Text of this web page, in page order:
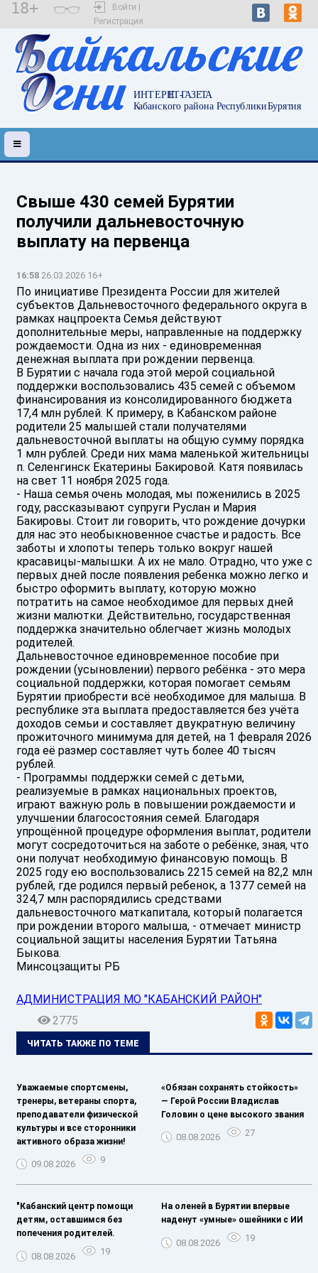
18+
Войти |
Регистрация
Свыше 430 семей Бурятии
получили дальневосточную
выплату на первенца
16:58 26.03.2026 16+
По инициативе Президента России для жителей
субъектов Дальневосточного федерального округа в
рамках нацпроекта Семья действуют
дополнительные меры, направленные на поддержку
рождаемости. Одна из них - единовременная
денежная выплата при рождении первенца.
В Бурятии с начала года этой мерой социальной
поддержки воспользовались 435 семей с объемом
финансирования из консолидированного бюджета
17,4 млн рублей. К примеру, в Кабанском районе
родители 25 малышей стали получателями
дальневосточной выплаты на общую сумму порядка
1 млн рублей. Среди них мама маленькой жительницы
п. Селенгинск Екатерины Бакировой. Катя появилась
на свет 11 ноября 2025 года.
- Наша семья очень молодая, мы поженились в 2025
году, рассказывают супруги Руслан и Мария
Бакировы. Стоит ли говорить, что рождение дочурки
для нас это необыкновенное счастье и радость. Все
заботы и хлопоты теперь только вокруг нашей
красавицы-малышки. А их не мало. Отрадно, что уже с
первых дней после появления ребенка можно легко и
быстро оформить выплату, которую можно
потратить на самое необходимое для первых дней
жизни малютки. Действительно, государственная
поддержка значительно облегчает жизнь молодых
родителей.
Дальневосточное единовременное пособие при
рождении (усыновлении) первого ребёнка - это мера
социальной поддержки, которая помогает семьям
Бурятии приобрести всё необходимое для малыша. В
республике эта выплата предоставляется без учёта
доходов семьи и составляет двукратную величину
прожиточного минимума для детей, на 1 февраля 2026
года её размер составляет чуть более 40 тысяч
рублей.
- Программы поддержки семей с детьми,
реализуемые в рамках национальных проектов,
играют важную роль в повышении рождаемости и
улучшении благосостояния семей. Благодаря
упрощённой процедуре оформления выплат, родители
могут сосредоточиться на заботе о ребёнке, зная, что
они получат необходимую финансовую помощь. В
2025 году ею воспользовались 2215 семей на 82,2 млн
рублей, где родился первый ребенок, а 1377 семей на
324,7 млн распорядились средствами
дальневосточного маткапитала, который полагается
при рождении второго малыша, - отмечает министр
социальной защиты населения Бурятии Татьяна
Быкова.
Минсоцзащиты РБ
АДМИНИСТРАЦИЯ МО "КАБАНСКИЙ РАЙОН"
2775
ЧИТАТЬ ТАКЖЕ ПО ТЕМЕ
Уважаемые спортсмены,
тренеры, ветераны спорта,
преподаватели физической
культуры и все сторонники
активного образа жизни!
09.08.2026 9
«Обязан сохранять стойкость»
— Герой России Владислав
Головин о цене высокого звания
08.08.2026 27
"Кабанский центр помощи
детям, оставшимся без
попечения родителей.
08.08.2026 19
На оленей в Бурятии впервые
наденут «умные» ошейники с ИИ
08.08.2026 19